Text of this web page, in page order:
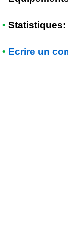
• Statistiques:
• Ecrire un